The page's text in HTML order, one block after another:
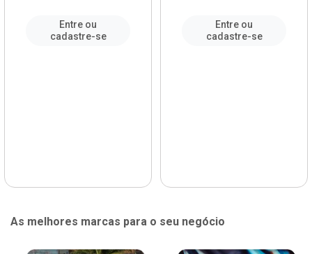
Entre ou
cadastre-se
Entre ou
cadastre-se
As melhores marcas para o seu negócio